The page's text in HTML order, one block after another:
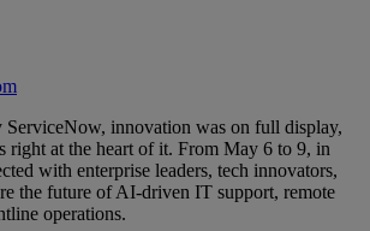
innovation was on full display,
right at the heart of it. From May 6 to 9, in
with enterprise leaders, tech innovators,
the future of AI-driven IT support, remote
operations.